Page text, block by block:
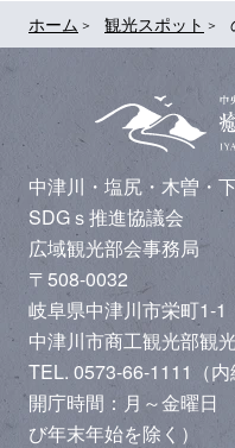
ホーム 観光スポット
中津川・塩尻・木曽・
SDGｓ推進協議会
広域観光部会事務局
〒508-0032
岐阜県中津川市栄町1-
中津川市商工観光部観
TEL. 0573-66-1111（内
開庁時間：月～金曜日
び年末年始を除く）